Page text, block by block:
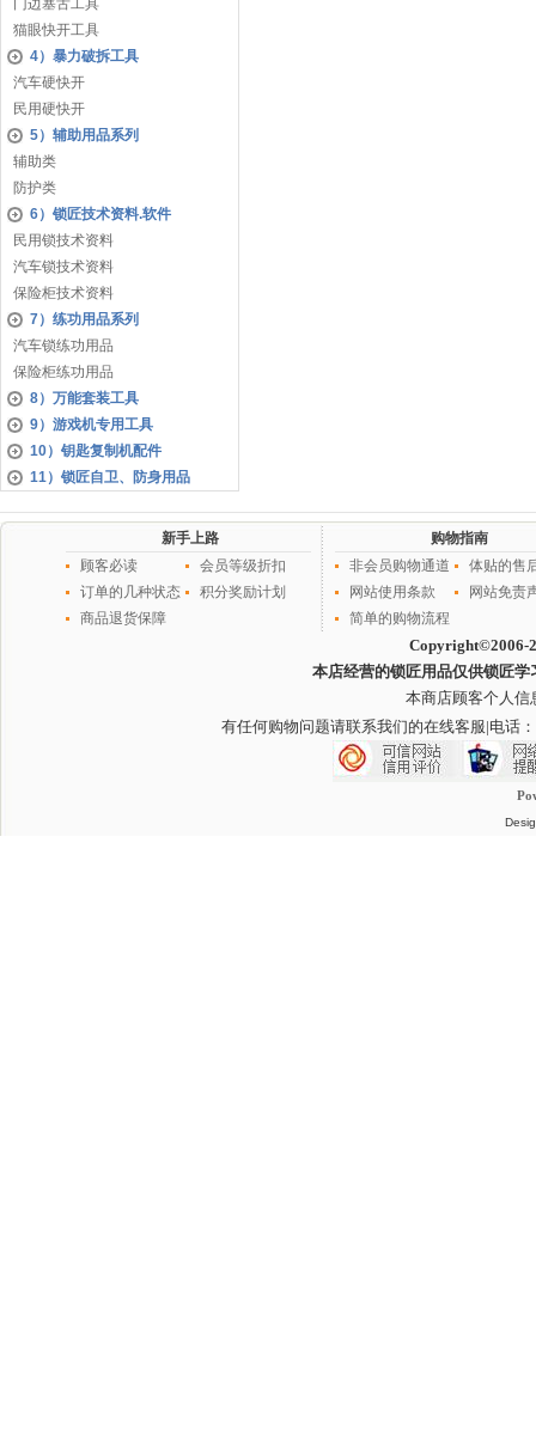
门边塞舌工具
猫眼快开工具
4）暴力破拆工具
汽车硬快开
民用硬快开
5）辅助用品系列
辅助类
防护类
6）锁匠技术资料.软件
民用锁技术资料
汽车锁技术资料
保险柜技术资料
7）练功用品系列
汽车锁练功用品
保险柜练功用品
8）万能套装工具
9）游戏机专用工具
10）钥匙复制机配件
11）锁匠自卫、防身用品
新手上路
顾客必读
会员等级折扣
订单的几种状态
积分奖励计划
商品退货保障
购物指南
非会员购物通道
体贴的售
网站使用条款
网站免责
简单的购物流程
Copyright©2006-
本店经营的锁匠用品仅供锁匠
本商店顾客个人信
有任何购物问题请联系我们的在线客服|电话：